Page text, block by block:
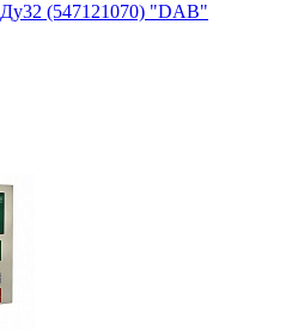
Ду32 (547121070) "DAB"